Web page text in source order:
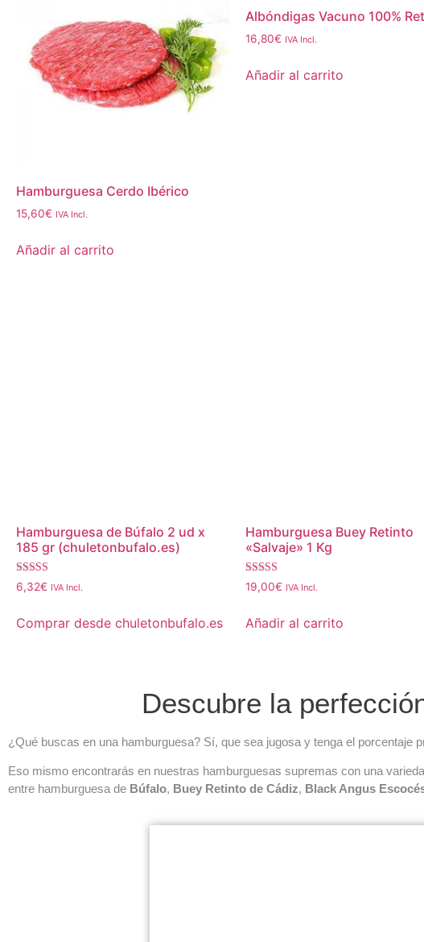
Hamburguesa Cerdo Ibérico
15,60€ IVA Incl.
Añadir al carrito
Albóndigas Vacuno 100%
16,80€ IVA Incl.
Añadir al carrito
Hamburguesa de Búfalo 2 ud x
185 gr (chuletonbufalo.es)
Valorado con
5.00
6,32€ IVA Incl.
Comprar desde chuletonbufalo.es
Hamburguesa Buey Retinto
«Salvaje» 1 Kg
Valorado con
5.00
19,00€ IVA Incl.
Añadir al carrito
Descubre la
¿Qué buscas en una hamburguesa? Sí, que sea jugosa y tenga el porcentaje
Eso mismo encontrarás en nuestras hamburguesas supremas con una
entre hamburguesa de Búfalo, Buey Retinto de Cádiz, Black Angus